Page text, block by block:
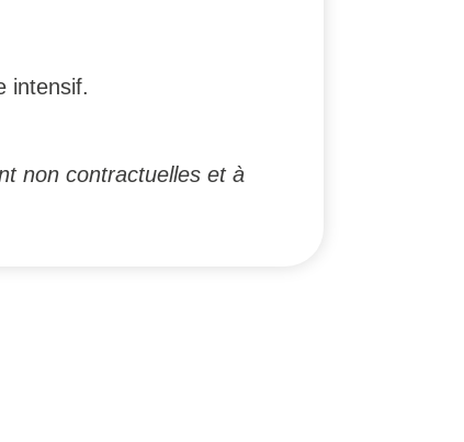
intensif.
non contractuelles et à